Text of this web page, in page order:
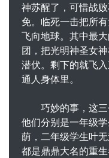
神苏醒了，可惜战
免。临死一击把所
飞向地球。其中最
团，把光明神圣女
潜伏。剩下的就飞
通人身体里。
巧妙的事，这三
他们分别是一年级
荫，二年级学生叶
都是鼎鼎大名的重生